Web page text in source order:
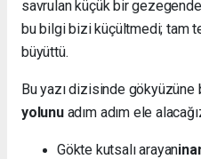
savrulan küçük bir gezegende
bu bilgi bizi küçültmedi; tam
büyüttü.
Bu yazı dizisinde gökyüzüne
yolunuadım adım ele
Gökte kutsalı arayan